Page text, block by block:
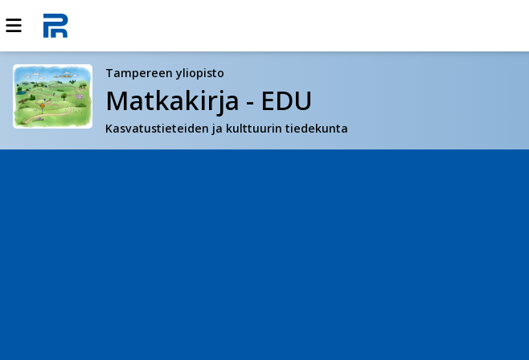
Tampereen yliopisto
Matkakirja - EDU
Kasvatustieteiden ja kulttuurin tiedekunta